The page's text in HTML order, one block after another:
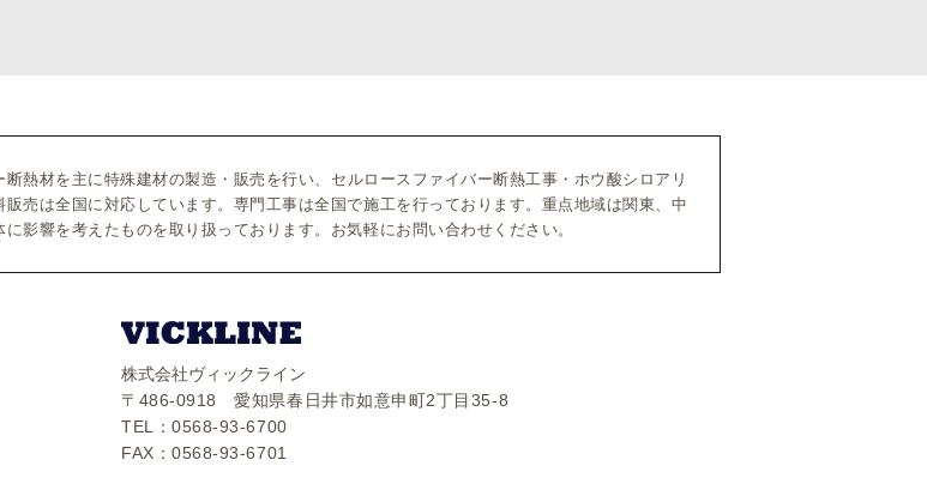
熱材を主に特殊建材の製造・販売を行い、セルロースファイバー断熱工事・ホウ酸シロアリ
売は全国に対応しています。専門工事は全国で施工を行っております。重点地域は関東、中
影響を考えたものを取り扱っております。お気軽にお問い合わせください。
株式会社ヴィックライン
〒486-0918 愛知県春日井市如意申町2丁目35-8
TEL：0568-93-6700
FAX：0568-93-6701